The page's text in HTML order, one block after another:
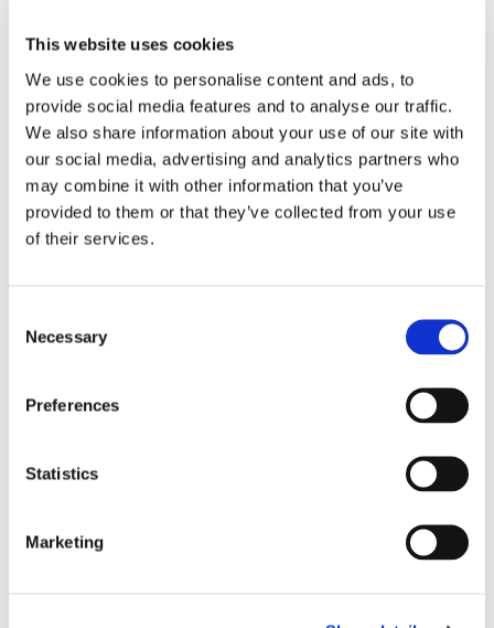
This website uses cookies
We use cookies to personalise content and ads, to
provide social media features and to analyse our traffic.
We also share information about your use of our site with
our social media, advertising and analytics partners who
may combine it with other information that you’ve
provided to them or that they’ve collected from your use
of their services.
Selection
Necessary
Preferences
Statistics
Marketing
Blå genväg ska bana väg för
autonoma färjor
Aurora Botnia får Stena-